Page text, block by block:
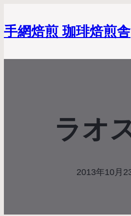
手網焙煎 珈琲焙煎舎
ラオ
2013年10月